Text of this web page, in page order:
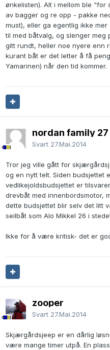
ønkelisten). Alt i mellom ble "for
av bagger og re opp - pakke
must), eller ga egentlig ikke
til med båtvalg, og slenger
gitt rundt, heller noe nyere enn
kurant båt er det letter å få
Yamarinen) når den tid kommer.
nordan family 27
Svart 27.Mai.2014
Tror jeg ville gått for
og en nytt telt. Siden budsjettet
vedlikejoldsbudsjettet er
drevbåt med innenbordsmotor,
dette budsjettet blir selv det litt
seilbåt som Alo Mikkel 26 i
Ikke for å være kritisk- det er
zooper
Svart 27.Mai.2014
Skjærgårdsjeep er en dårlig
være mange timer utpå. En